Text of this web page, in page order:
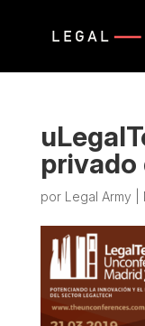
privado
por Legal Army